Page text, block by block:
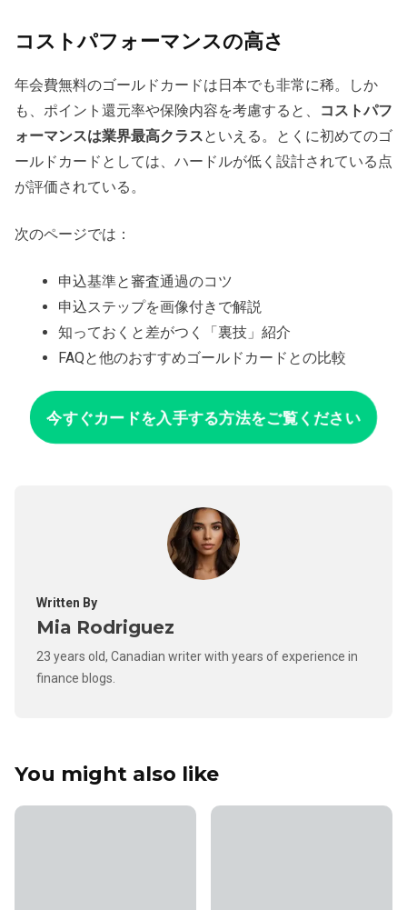
コストパフォーマンスの高さ
年会費無料のゴールドカードは日本でも非常に稀。しか
も、ポイント還元率や保険内容を考慮すると、
コストパフ
ォーマンスは業界最高クラスといえる。とくに初めてのゴ
ールドカードとしては、ハードルが低く設計されている点
が評価されている。
次のページでは：
申込基準と審査通過のコツ
申込ステップを画像付きで解説
知っておくと差がつく「裏技」紹介
FAQと他のおすすめゴールドカードとの比較
今すぐカードを入手する方法をご覧ください
Written By
Mia Rodriguez
23 years old, Canadian writer with years of experience in
finance blogs.
You might also like